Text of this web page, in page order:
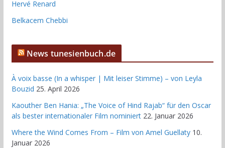
Hervé Renard
Belkacem Chebbi
News tunesienbuch.de
À voix basse (In a whisper | Mit leiser Stimme) – von Leyla
Bouzid 25. April 2026
Kaouther Ben Hania: „The Voice of Hind Rajab“ für den Oscar
als bester internationaler Film nominiert 22. Januar 2026
Where the Wind Comes From – Film von Amel Guellaty 10.
Januar 2026